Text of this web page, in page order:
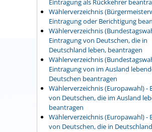
Eintragung als Rückkehrer
Wählerverzeichnis
Eintragung oder Berichtigung
Wählerverzeichnis
Eintragung von Deutschen, die in
Deutschland leben, beantragen
Wählerverzeichnis
Eintragung von im Ausland
Deutschen beantragen
Wählerverzeichnis (Europawahl) -
von Deutschen, die im Ausland
beantragen
Wählerverzeichnis (Europawahl) -
von Deutschen, die in